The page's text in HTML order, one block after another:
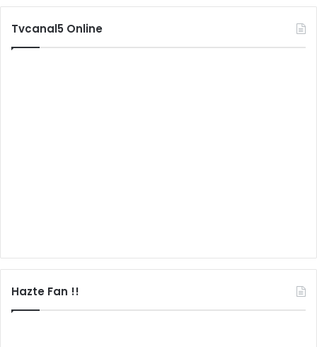
Tvcanal5 Online
Hazte Fan !!